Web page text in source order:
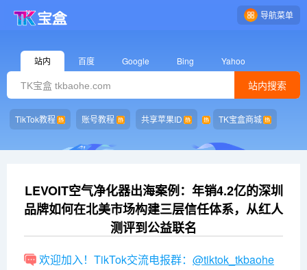
导航菜单
站内 百度 Google Bing Yahoo
站内搜索
TikTok教程 账号教程 共享苹果ID TK宝盒商城
LEVOIT空气净化器出海案例：年销4.2亿的深圳
品牌如何在北美市场构建三层信任体系，从红人
测评到公益联名
欢迎加入！TikTok交流电报群： @tiktok_tkbaohe